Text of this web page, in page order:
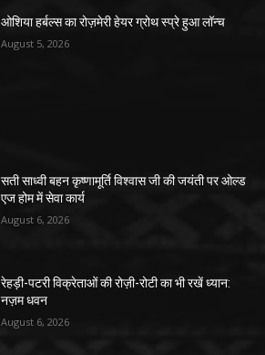
ओशिया हर्बल्स का रोज़मेरी हेयर ग्रोथ स्प्रे हुआ लॉन्च
August 5, 2026
सती साध्वी बहन कृष्णामूर्ति विश्वास जी की जयंती पर ओल्ड
एज होम में सेवा कार्य
August 6, 2026
रेहड़ी-पटरी विक्रेताओं की रोज़ी-रोटी का भी रखें ध्यान:
नज़म धवन
August 6, 2026